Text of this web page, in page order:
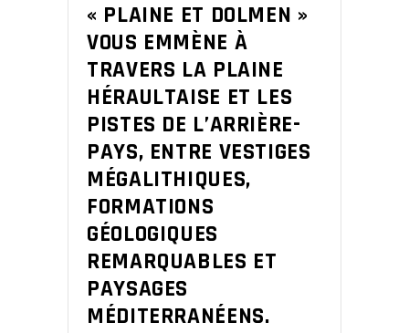
« PLAINE ET DOLMEN »
VOUS EMMÈNE À
TRAVERS LA PLAINE
HÉRAULTAISE ET LES
PISTES DE L’ARRIÈRE-
PAYS, ENTRE VESTIGES
MÉGALITHIQUES,
FORMATIONS
GÉOLOGIQUES
REMARQUABLES ET
PAYSAGES
MÉDITERRANÉENS.